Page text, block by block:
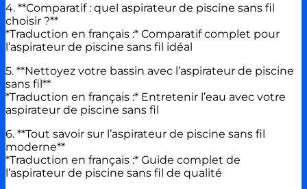
4. **Comparatif : quel aspirateur de piscine sans fil
choisir ?**
*Traduction en français :* Comparatif complet pour
l’aspirateur de piscine sans fil idéal
5. **Nettoyez votre bassin avec l’aspirateur de piscine
sans fil**
*Traduction en français :* Entretenir l’eau avec votre
aspirateur de piscine sans fil
6. **Tout savoir sur l’aspirateur de piscine sans fil
moderne**
*Traduction en français :* Guide complet de
l’aspirateur de piscine sans fil de qualité